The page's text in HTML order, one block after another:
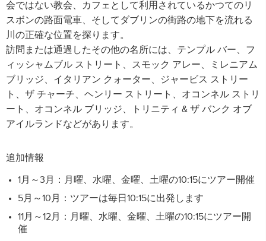
会ではない教会、カフェとして利用されているかつてのリ
スボンの路面電車、そしてダブリンの街路の地下を流れる
川の正確な位置を探ります。
訪問または通過したその他の名所には、テンプル バー、フ
ィッシャムブル ストリート、スモック アレー、ミレニアム
ブリッジ、イタリアン クォーター、ジャービス ストリー
ト、ザ チャーチ、ヘンリー ストリート、オコンネル ストリ
ート、オコンネル ブリッジ、トリニティ & ザ バンク オブ
アイルランドなどがあります。
追加情報
1月～3月：月曜、水曜、金曜、土曜の10:15にツアー開催
5月～10月：ツアーは毎日10:15に出発します
11月～12月：月曜、水曜、金曜、土曜の10:15にツアー開
催